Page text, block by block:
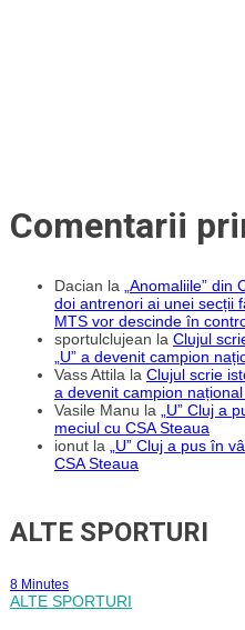
Comentarii
Dacian la
„Anomaliile”
doi antrenori ai unei secții
MTS vor descinde în
sportulclujean la Clujul
„U” a devenit campion
Vass Attila la Clujul scrie
a devenit campion
Vasile Manu la
„U” Cluj a
meciul cu CSA Steaua
ionut la
„U” Cluj a pus în
CSA Steaua
ALTE SPORTURI
8 Minutes
ALTE SPORTURI